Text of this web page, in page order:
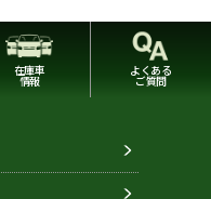
在庫車
情報
よくある
ご質問